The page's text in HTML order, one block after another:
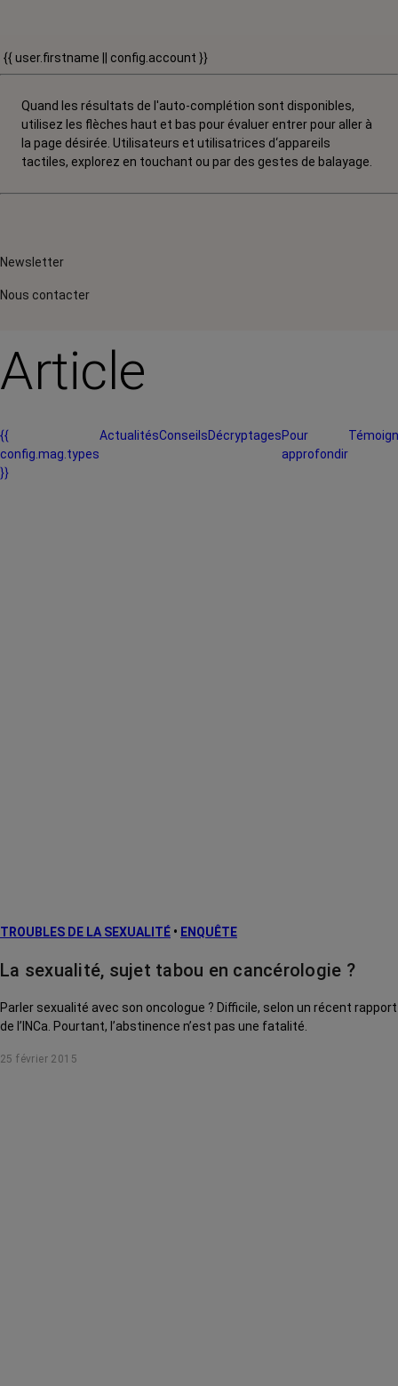
{{ user.firstname || config.account }}
Quand les résultats de l'auto-complétion sont disponibles,
utilisez les flèches haut et bas pour évaluer entrer pour aller à
la page désirée. Utilisateurs et utilisatrices d‘appareils
tactiles, explorez en touchant ou par des gestes de balayage.
Newsletter
Nous contacter
Article
{{
config.mag.types
}}
ActualitésConseilsDécryptagesPour
approfondir
TROUBLES DE LA SEXUALITÉ • ENQUÊTE
La sexualité, sujet tabou en cancérologie ?
Parler sexualité avec son oncologue ? Difficile, selon un récent rapport
de l’INCa. Pourtant, l’abstinence n’est pas une fatalité.
25 février 2015